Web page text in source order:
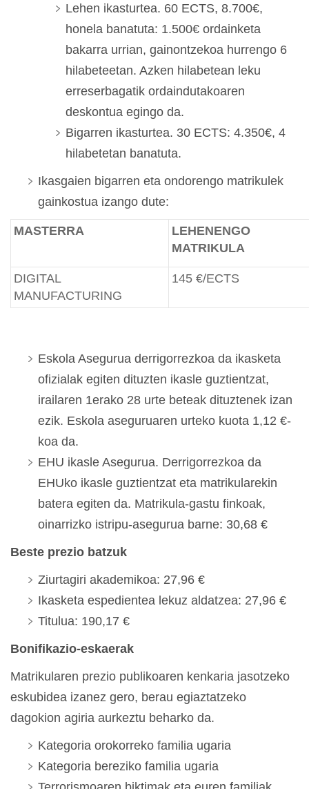
Lehen ikasturtea. 60 ECTS, 8.700€,
honela banatuta: 1.500€ ordainketa
bakarra urrian, gainontzekoa hurrengo 6
hilabeteetan. Azken hilabetean leku
erreserbagatik ordaindutakoaren
deskontua egingo da.
Bigarren ikasturtea. 30 ECTS: 4.350€, 4
hilabetetan banatuta.
Ikasgaien bigarren eta ondorengo matrikulek
gainkostua izango dute:
MASTERRA
LEHENENGO
MATRIKULA
DIGITAL
MANUFACTURING
145 €/ECTS
Eskola Asegurua derrigorrezkoa da ikasketa
ofizialak egiten dituzten ikasle guztientzat,
irailaren 1erako 28 urte beteak dituztenek izan
ezik. Eskola aseguruaren urteko kuota 1,12 €-
koa da.
EHU ikasle Asegurua. Derrigorrezkoa da
EHUko ikasle guztientzat eta matrikularekin
batera egiten da. Matrikula-gastu finkoak,
oinarrizko istripu-asegurua barne: 30,68 €
Beste prezio batzuk
Ziurtagiri akademikoa: 27,96 €
Ikasketa espedientea lekuz aldatzea: 27,96 €
Titulua: 190,17 €
Bonifikazio-eskaerak
Matrikularen prezio publikoaren kenkaria jasotzeko
eskubidea izanez gero, berau egiaztatzeko
dagokion agiria aurkeztu beharko da.
Kategoria orokorreko familia ugaria
Kategoria bereziko familia ugaria